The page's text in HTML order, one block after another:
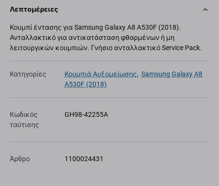
Λεπτομέρειες
Κουμπί έντασης για Samsung Galaxy A8 A530F (2018).
Ανταλλακτικό για αντικατάσταση φθαρμένων ή μη
λειτουργικών κουμπιών. Γνήσιο ανταλλακτικό Service Pack.
Κατηγορίες Κουμπιά Αυξομείωσης, Samsung Galaxy A8
A530F (2018)
Κωδικός
ταύτισης
GH98-42255A
Άρθρο 1100024431